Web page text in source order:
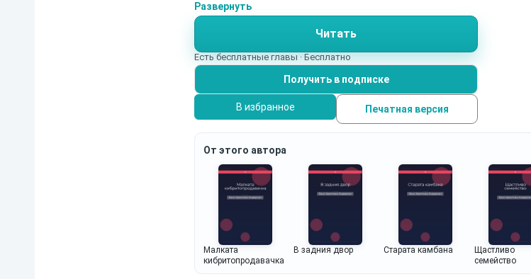
Развернуть
Читать
Есть бесплатные главы · Бесплатно
Получить в подписке
В избранное Печатная версия
От этого автора
Малката
кибритопродавачка
В задния двор Старата камбана
Щастливо
семейство